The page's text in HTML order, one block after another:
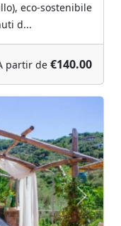
eco-sostenibile
d...
partir de €140.00
Next